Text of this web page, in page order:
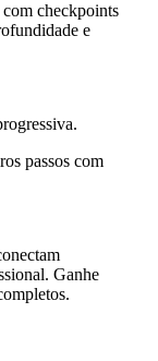
com checkpoints
e
passos com
Ganhe